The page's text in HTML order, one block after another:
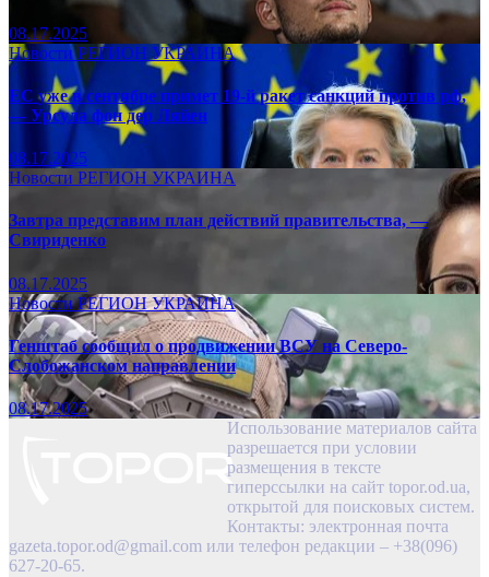
08.17.2025
НовостиРЕГИОНУКРАИНА
ЕС уже в сентябре примет 19-й ракет санкций против рф,
— Урсула фон дер Ляйен
08.17.2025
Новости РЕГИОН УКРАИНА
Завтра представим план действий правительства, —
Свириденко
08.17.2025
НовостиРЕГИОНУКРАИНА
Генштаб сообщил о продвижении ВСУ на Северо-
Слобожанском направлении
08.17.2025
Использование материалов сайта
разрешается при условии
размещения в тексте
гиперссылки на сайт topor.od.ua,
открытой для поисковых систем.
Контакты: электронная почта
gazeta.topor.od@gmail.com или телефон редакции – +38(096)
627-20-65.